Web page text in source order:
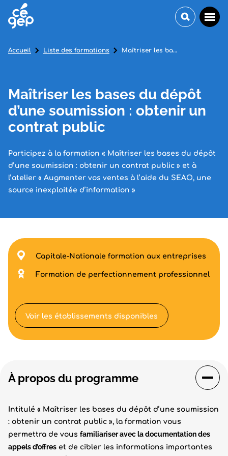
Maîtriser les bases du dépôt
d’une soumission : obtenir un
contrat public
Participez à la formation « Maîtriser les bases du dépôt
d’une soumission : obtenir un contrat public » et à
l’atelier « Augmenter vos ventes à l’aide du SEAO, une
source inexploitée d’information »
Accueil Liste des formations Maîtriser les bases du dépôt d’une soumission : obtenir un contrat public
À propos du programme
Intitulé « Maîtriser les bases du dépôt d’une soumission
: obtenir un contrat public », la formation vous
permettra de vous familiariser avec la documentation des
appels d’offres et de cibler les informations importantes
Capitale-Nationale formation aux entreprises
Formation de perfectionnement professionnel
Voir les établissements disponibles